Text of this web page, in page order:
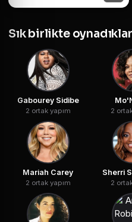
Sık birlikte
Gabourey Sidibe
2 ortak yapım 2
Mariah Carey
2 ortak yapım
Sherri
2